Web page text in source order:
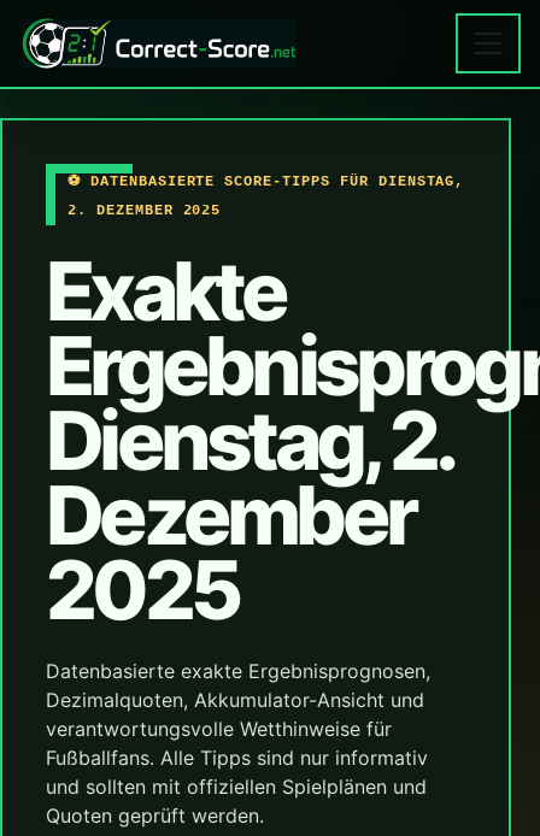
⚽ DATENBASIERTE SCORE-TIPPS FÜR DIENSTAG,
2. DEZEMBER 2025
Exakte
Dienstag, 2.
Dezember
2025
Datenbasierte exakte Ergebnisprognosen,
Dezimalquoten, Akkumulator-Ansicht und
verantwortungsvolle Wetthinweise für
Fußballfans. Alle Tipps sind nur informativ
und sollten mit offiziellen Spielplänen und
Quoten geprüft werden.